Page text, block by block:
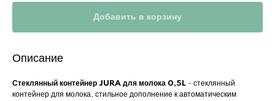
Добавить в корзину
Описание
Стеклянный контейнер JURA для молока 0,5L - стеклянный
контейнер для молока, стильное дополнение к автоматическим